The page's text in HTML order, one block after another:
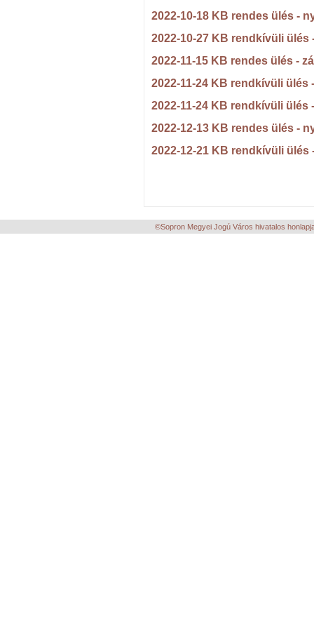
2022-10-18 KB rendes ülés -
2022-10-27 KB rendkívüli
2022-11-15 KB rendes ülés -
2022-11-24 KB rendkívüli
2022-11-24 KB rendkívüli
2022-12-13 KB rendes ülés -
2022-12-21 KB rendkívüli
©Sopron Megyei Jogú Város hivatalos